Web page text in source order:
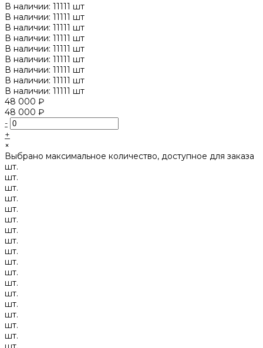
В наличии: 11111 шт
В наличии: 11111 шт
В наличии: 11111 шт
В наличии: 11111 шт
В наличии: 11111 шт
В наличии: 11111 шт
В наличии: 11111 шт
В наличии: 11111 шт
В наличии: 11111 шт
48 000 ₽
48 000 ₽
-
+
×
Выбрано максимальное количество, доступное для заказа
шт.
шт.
шт.
шт.
шт.
шт.
шт.
шт.
шт.
шт.
шт.
шт.
шт.
шт.
шт.
шт.
шт.